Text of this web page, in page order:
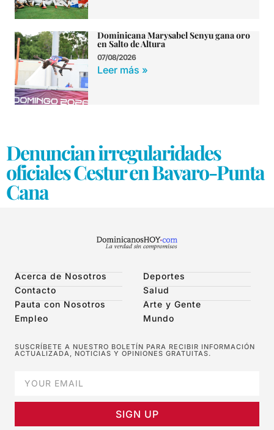
Dominicana Marysabel Senyu gana oro
en Salto de Altura
07/08/2026
Leer más »
Denuncian irregularidades
oficiales Cestur en Bavaro-Punta
Cana
Acerca de Nosotros
Contacto
Pauta con Nosotros
Empleo
Deportes
Salud
Arte y Gente
Mundo
SUSCRÍBETE A NUESTRO BOLETÍN PARA RECIBIR INFORMACIÓN
ACTUALIZADA, NOTICIAS Y OPINIONES GRATUITAS.
SIGN UP